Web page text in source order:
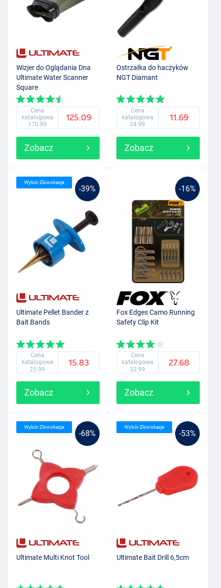
Wizjer do Oglądania Dna
Ultimate Water Scanner
Square
Cena
katalogowa
170.99
125.09
Zobacz
Ostrzałka do haczyków
NGT Diamant
Cena
katalogowa
34.99
11.69
Zobacz
-39%
Wybór Zlowokazje
Ultimate Pellet Bander z
Bait Bands
Cena
katalogowa
25.99
15.83
Zobacz
-16%
Fox Edges Camo Running
Safety Clip Kit
Cena
katalogowa
32.99
27.68
Zobacz
-68%
Wybór Zlowokazje
Ultimate Multi Knot Tool
-53%
Wybór Zlowokazje
Ultimate Bait Drill 6,5cm